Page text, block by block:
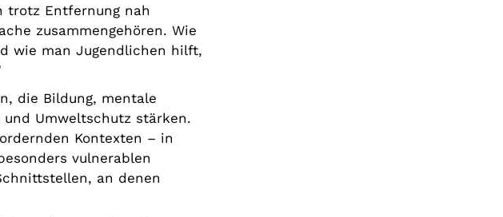
trotz Entfernung nah
zusammengehören. Wie
wie man Jugendlichen hilft,
die Bildung, mentale
und Umweltschutz stärken.
Kontexten – in
vulnerablen
an denen